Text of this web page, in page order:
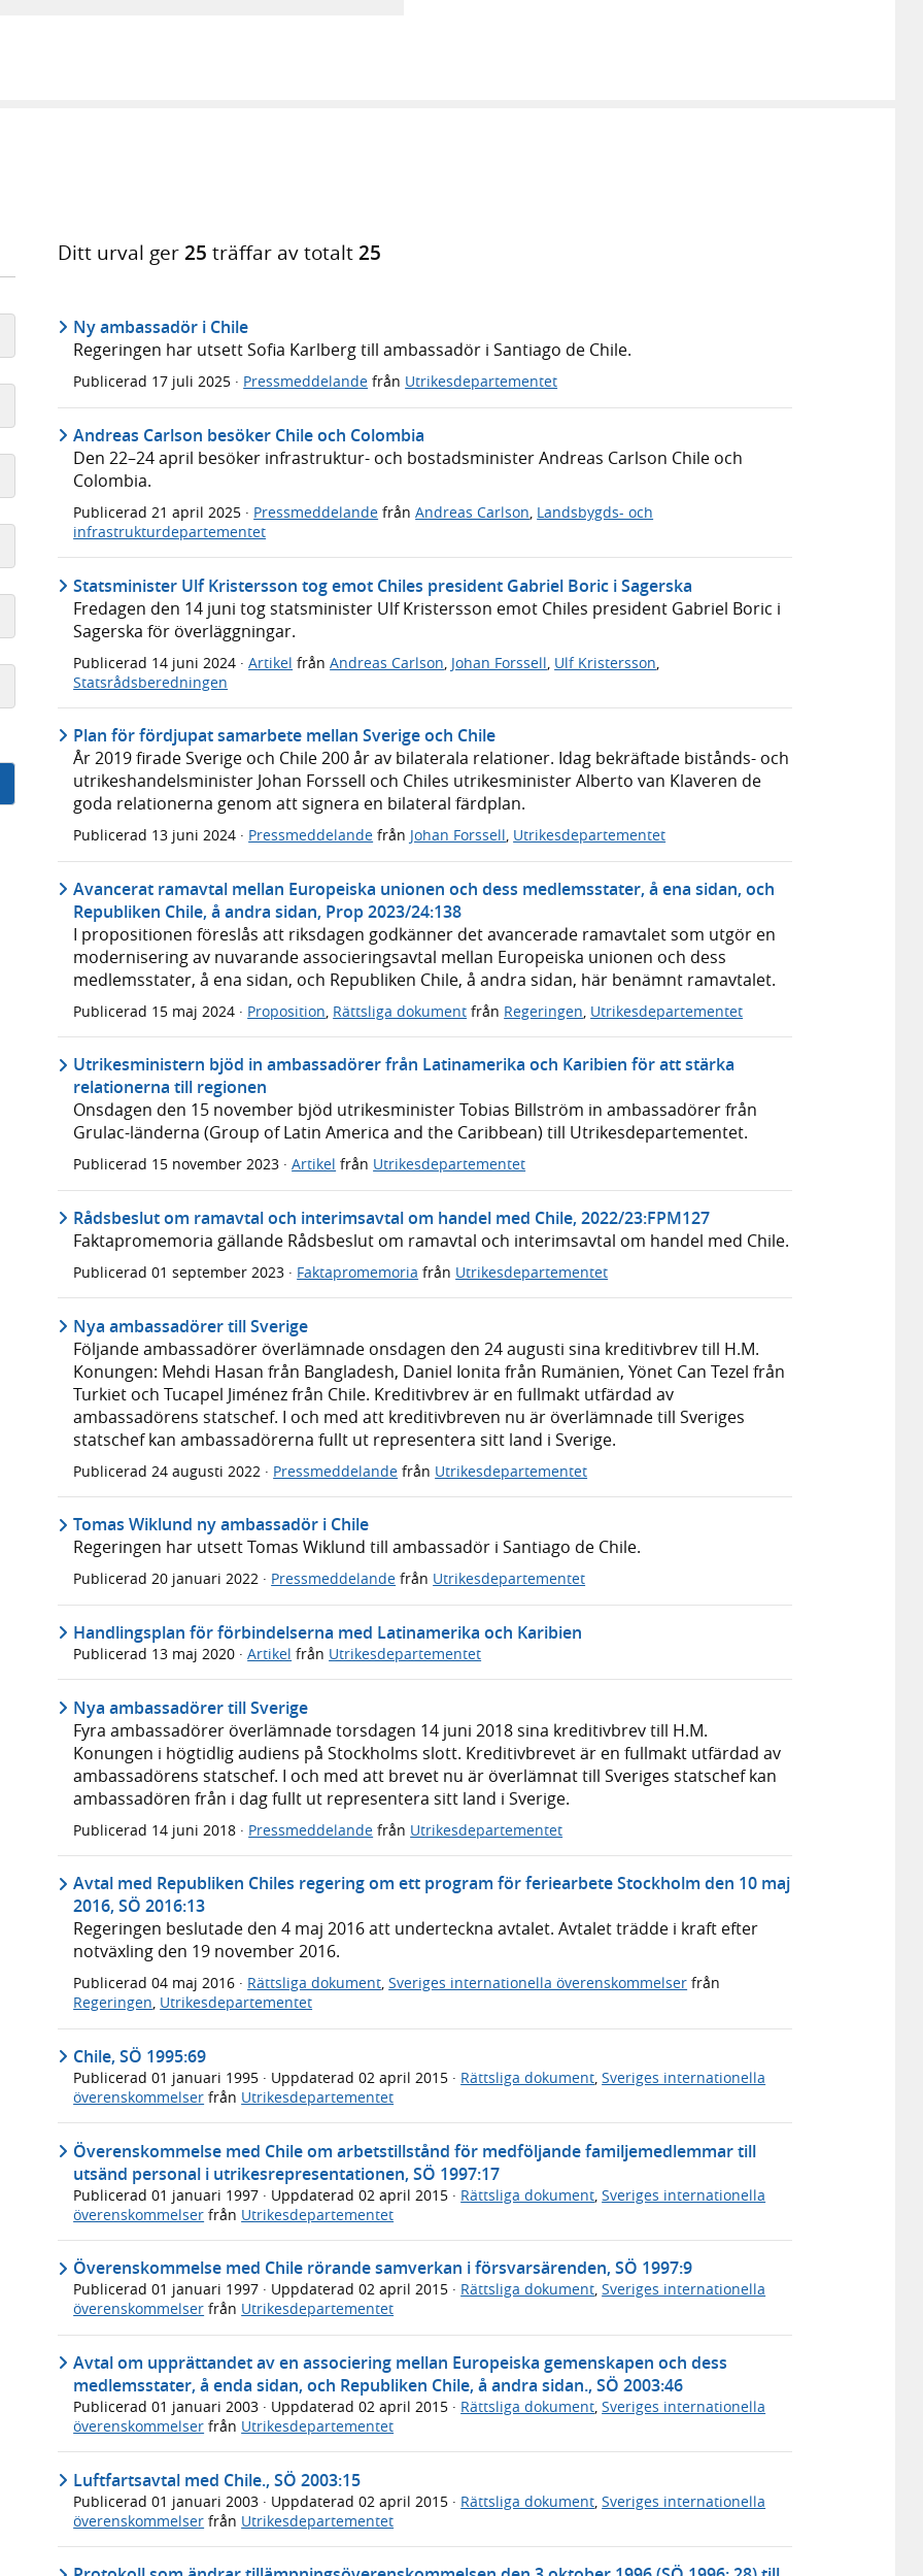
Ditt urval ger25 träffar av totalt25
Ny ambassadör i Chile
Regeringen har utsett Sofia Karlberg till ambassadör i Santiago de Chile.
Publicerad 17 juli 2025 · Pressmeddelande från Utrikesdepartementet
Andreas Carlson besöker Chile och Colombia
Den 22–24 april besöker infrastruktur- och bostadsminister Andreas Carlson Chile och
Colombia.
Publicerad21 april 2025 · Pressmeddelande frånAndreas Carlson, Landsbygds- och
infrastrukturdepartementet
Statsminister Ulf Kristersson tog emot Chiles president Gabriel Boric i Sagerska
Fredagen den 14 juni tog statsminister Ulf Kristersson emot Chiles president Gabriel Boric i
Sagerska för överläggningar.
Publicerad 14 juni 2024 ·Artikel frånAndreas Carlson Johan Forssell Ulf Kristersson
Statsrådsberedningen
Plan för fördjupat samarbete mellan Sverige och Chile
År 2019 firade Sverige och Chile 200 år av bilaterala relationer. Idag bekräftade bistånds- och
utrikeshandelsminister Johan Forssell och Chiles utrikesminister Alberto van Klaveren de
goda relationerna genom att signera en bilateral färdplan.
Publicerad 13 juni 2024 · Pressmeddelande från Johan Forssell, Utrikesdepartementet
Avancerat ramavtal mellan Europeiska unionen och dess medlemsstater, å ena sidan, och
Republiken Chile, å andra sidan, Prop 2023/24:138
I propositionen föreslås att riksdagen godkänner det avancerade ramavtalet som utgör en
modernisering av nuvarande associeringsavtal mellan Europeiska unionen och dess
medlemsstater, å ena sidan, och Republiken Chile, å andra sidan, här benämnt ramavtalet.
Publicerad 15 maj 2024 · Proposition, Rättsliga dokument från Regeringen, Utrikesdepartementet
Utrikesministern bjöd in ambassadörer från Latinamerika och Karibien för att stärka
relationerna till regionen
Onsdagen den 15 november bjöd utrikesminister Tobias Billström in ambassadörer från
Grulac-länderna (Group of Latin America and the Caribbean) till Utrikesdepartementet.
Publicerad 15 november 2023 ·Artikel från Utrikesdepartementet
Rådsbeslut om ramavtal och interimsavtal om handel med Chile, 2022/23:FPM127
Faktapromemoria gällande Rådsbeslut om ramavtal och interimsavtal om handel med Chile.
Publicerad01 september 2023 · Faktapromemoria från Utrikesdepartementet
Nya ambassadörer till Sverige
Följande ambassadörer överlämnade onsdagen den 24 augusti sina kreditivbrev till H.M.
Konungen: Mehdi Hasan från Bangladesh, Daniel Ionita från Rumänien, Yönet Can Tezel från
Turkiet och Tucapel Jiménez från Chile. Kreditivbrev är en fullmakt utfärdad av
ambassadörens statschef. I och med att kreditivbreven nu är överlämnade till Sveriges
statschef kan ambassadörerna fullt ut representera sitt land i Sverige.
Publicerad 24 augusti 2022 · Pressmeddelande från Utrikesdepartementet
Tomas Wiklund ny ambassadör i Chile
Regeringen har utsett Tomas Wiklund till ambassadör i Santiago de Chile.
Publicerad20 januari 2022 · Pressmeddelande från Utrikesdepartementet
Handlingsplan för förbindelserna med Latinamerika och Karibien
Publicerad 13 maj 2020 ·Artikel från Utrikesdepartementet
Nya ambassadörer till Sverige
Fyra ambassadörer överlämnade torsdagen 14 juni 2018 sina kreditivbrev till H.M.
Konungen i högtidlig audiens på Stockholms slott. Kreditivbrevet är en fullmakt utfärdad av
ambassadörens statschef. I och med att brevet nu är överlämnat till Sveriges statschef kan
ambassadören från i dag fullt ut representera sitt land i Sverige.
Publicerad 14 juni 2018 · Pressmeddelande från Utrikesdepartementet
Avtal med Republiken Chiles regering om ett program för feriearbete Stockholm den 10 maj
2016, SÖ 2016:13
Regeringen beslutade den 4 maj 2016 att underteckna avtalet. Avtalet trädde i kraft efter
notväxling den 19 november 2016.
Publicerad04 maj 2016 · Rättsliga dokument,Sveriges internationella överenskommelser från
Regeringen, Utrikesdepartementet
Chile, SÖ 1995:69
Publicerad01 januari 1995 · Uppdaterad02 april 2015 · Rättsliga dokument,Sveriges internationella
överenskommelser från Utrikesdepartementet
Överenskommelse med Chile om arbetstillstånd för medföljande familjemedlemmar till
utsänd personal i utrikesrepresentationen, SÖ 1997:17
Publicerad01 januari 1997 · Uppdaterad02 april 2015 · Rättsliga dokument ,Sveriges internationella
överenskommelser från Utrikesdepartementet
Överenskommelse med Chile rörande samverkan i försvarsärenden, SÖ 1997:9
Publicerad01 januari 1997 · Uppdaterad02 april 2015 · Rättsliga dokument,Sveriges internationella
överenskommelser från Utrikesdepartementet
Avtal om upprättandet av en associering mellan Europeiska gemenskapen och dess
medlemsstater, å enda sidan, och Republiken Chile, å andra sidan., SÖ 2003:46
Publicerad01 januari 2003 · Uppdaterad02 april 2015 · Rättsliga dokument,Sveriges internationella
överenskommelser från Utrikesdepartementet
Luftfartsavtal med Chile., SÖ 2003:15
Publicerad01 januari 2003 · Uppdaterad02 april 2015 · Rättsliga dokument ,Sveriges internationella
överenskommelser från Utrikesdepartementet